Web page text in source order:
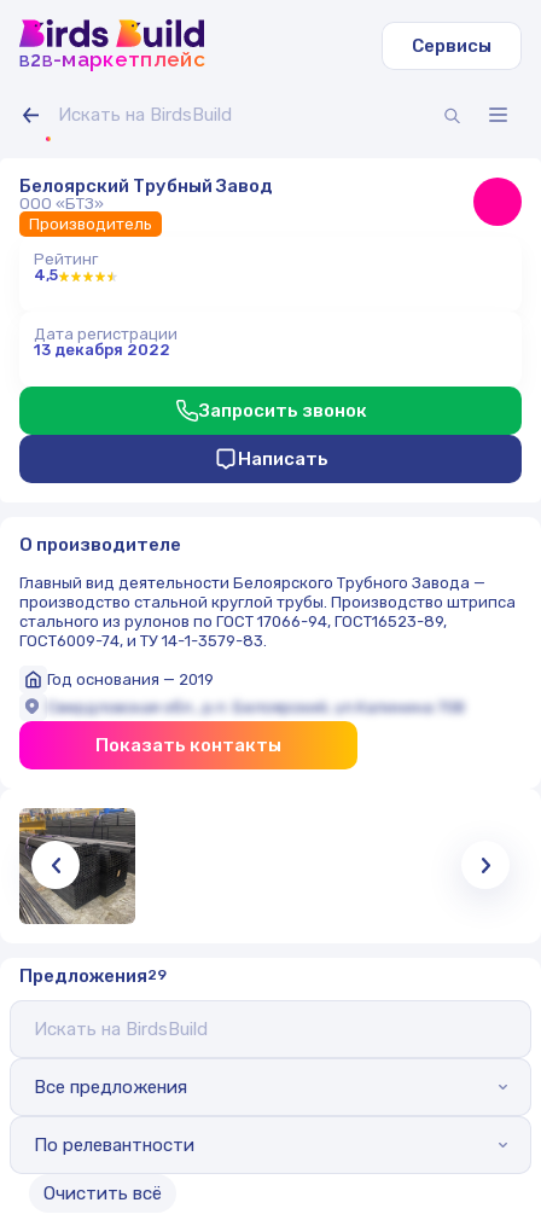
b2b-маркетплейс
Сервисы
Белоярский Трубный Завод
ООО «БТЗ»
Производитель
Запросить звонок
Написать
Рейтинг
4,5
Дата регистрации
13 декабря 2022
О производителе
Главный вид деятельности Белоярского Трубного Завода —
производство стальной круглой трубы. Производство штрипса
стального из рулонов по ГОСТ 17066-94, ГОСТ16523-89,
ГОСТ6009-74, и ТУ 14-1-3579-83.
Год основания — 2019
Свердловская обл., р.п. Белоярский, ул.Калинина 70В
Показать контакты
Предложения29
Все предложения
По релевантности
Oчистить всё